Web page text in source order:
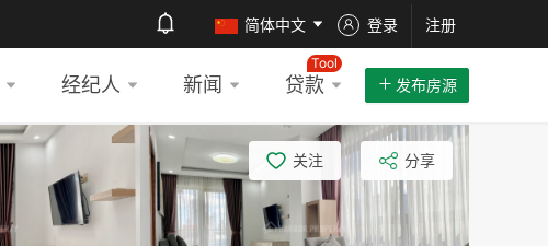
简体中文 登录 注册
经纪人 新闻 贷款
Tool
发布房源
关注 分享